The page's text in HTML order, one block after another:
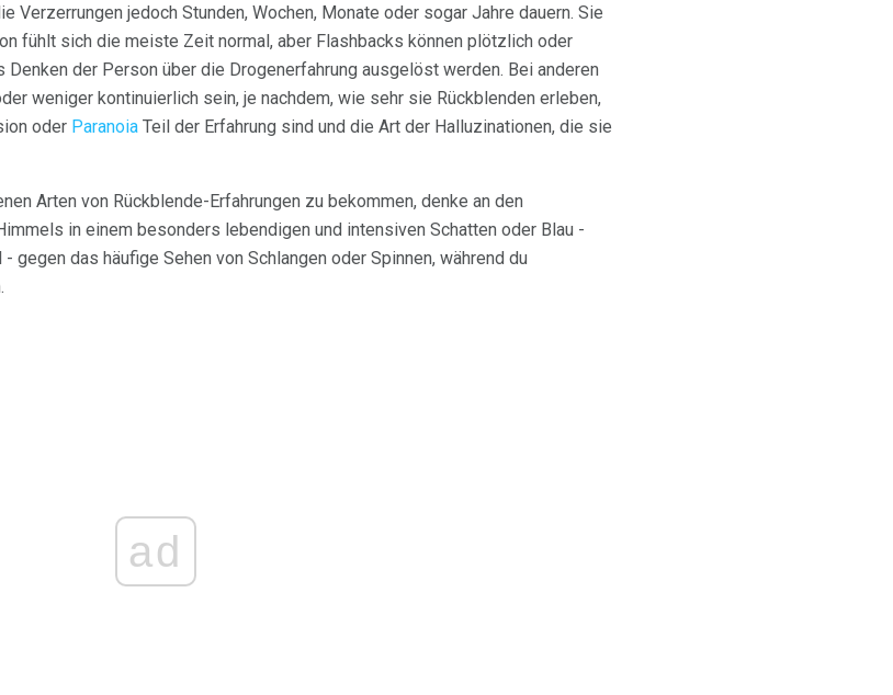
Verzerrungen jedoch Stunden, Wochen, Monate oder sogar Jahre dauern. Sie
fühlt sich die meiste Zeit normal, aber Flashbacks können plötzlich oder
der Person über die Drogenerfahrung ausgelöst werden. Bei anderen
weniger kontinuierlich sein, je nachdem, wie sehr sie Rückblenden erleben,
oder Paranoia Teil der Erfahrung sind und die Art der Halluzinationen, die sie
Arten von Rückblende-Erfahrungen zu bekommen, denke an den
in einem besonders lebendigen und intensiven Schatten oder Blau -
das häufige Sehen von Schlangen oder Spinnen, während du
ad